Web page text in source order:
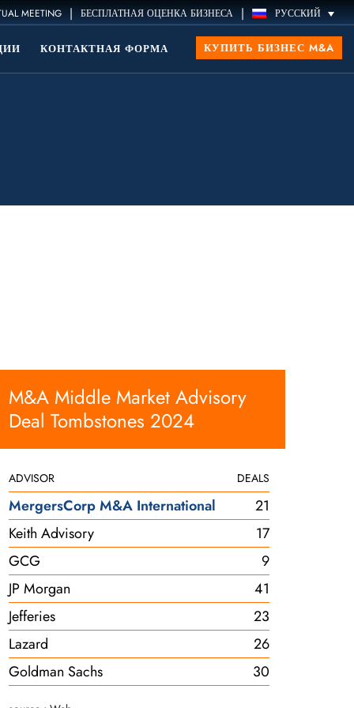
MEETING | БЕСПЛАТНАЯ ОЦЕНКА БИЗНЕСА | РУССКИЙ
КОНТАКТНАЯ ФОРМА КУПИТЬ БИЗНЕС M&A
M&A Middle Market Advisory
Deal Tombstones 2024
ADVISOR DEALS
MergersCorp M&A International
21
Keith Advisory
17
GCG
9
JP Morgan
41
Jefferies
23
Lazard
26
Goldman Sachs
30